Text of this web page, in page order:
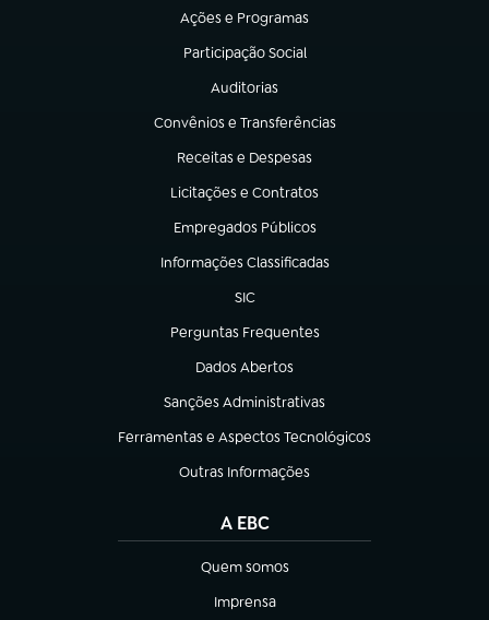
Ações e Programas
(abre em nova aba)
Participação Social
(abre em nova aba)
Auditorias
(abre em nova aba)
Convênios e Transferências
(abre em nova aba)
Receitas e Despesas
(abre em nova aba)
Licitações e Contratos
(abre em nova aba)
Empregados Públicos
(abre em nova aba)
Informações Classificadas
(abre em nova aba)
SIC
(abre em nova aba)
Perguntas Frequentes
(abre em nova aba)
Dados Abertos
(abre em nova aba)
Sanções Administrativas
(abre em nova aba)
Ferramentas e Aspectos Tecnológicos
(abre em nova aba)
Outras Informações
(abre em nova aba)
A EBC
Quem somos
(abre em nova aba)
Imprensa
(abre em nova aba)